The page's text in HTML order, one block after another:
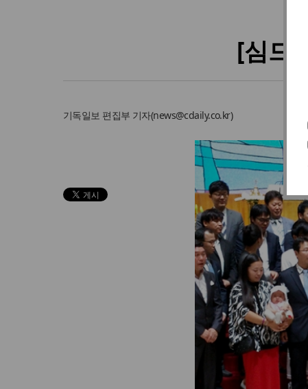
[심드
기독일보 편집부 기자(news@cdaily.co.kr)